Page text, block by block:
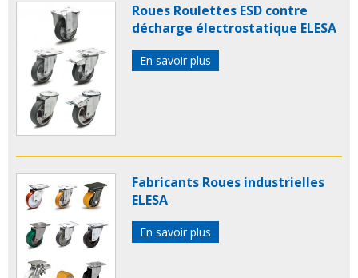
Roues Roulettes ESD contre
décharge électrostatique ELESA
En savoir plus
Fabricants Roues industrielles
ELESA
En savoir plus